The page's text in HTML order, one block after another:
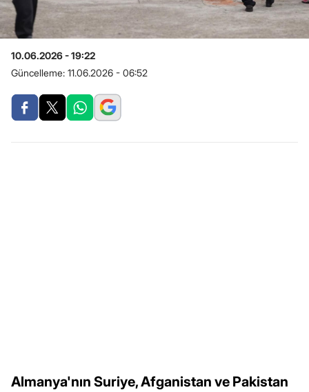
10.06.2026 - 19:22
Güncelleme: 11.06.2026 - 06:52
Almanya'nın Suriye, Afganistan ve Pakistan